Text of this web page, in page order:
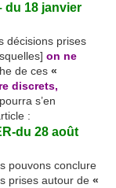
du 18 janvier
décisions prises
on ne
de ces «
discrets,
s’en
:
du 28 août
pouvons conclure
prises autour de «